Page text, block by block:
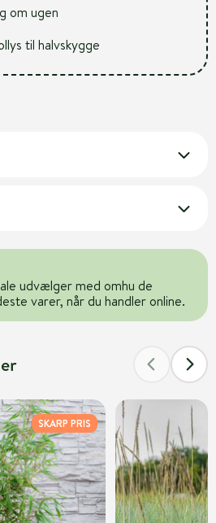
om ugen
til halvskygge
udvælger med omhu de
varer, når du handler online.
SKARP PRIS